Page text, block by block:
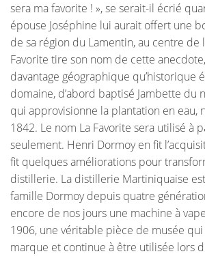
sera ma favorite ! », se serait-il écrié
épouse Joséphine lui aurait offert une
de sa région du Lamentin, au centre de
Favorite tire son nom de cette
davantage géographique qu’historique
domaine, d’abord baptisé Jambette du
qui approvisionne la plantation en eau,
1842. Le nom La Favorite sera utilisé à
seulement. Henri Dormoy en fit
fit quelques améliorations pour
distillerie. La distillerie Martiniquaise
famille Dormoy depuis quatre
encore de nos jours une machine à
1906, une véritable pièce de musée
marque et continue à être utilisée lors